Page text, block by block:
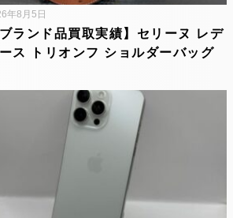
ブランド品買取実績】セリーヌ レデ
ス トリオンフ ショルダーバッグ
年8月5日